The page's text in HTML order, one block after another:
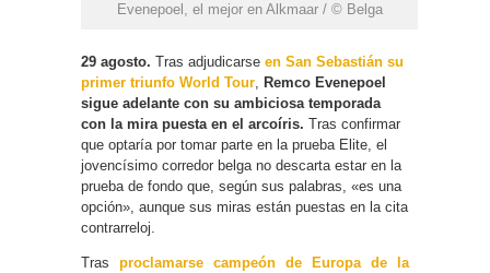
Evenepoel, el mejor en Alkmaar / © Belga
29 agosto. Tras adjudicarse en San Sebastián su
primer triunfo World Tour, Remco Evenepoel
sigue adelante con su ambiciosa temporada
con la mira puesta en el arcoíris. Tras confirmar
que optaría por tomar parte en la prueba Elite, el
jovencísimo corredor belga no descarta estar en la
prueba de fondo que, según sus palabras, «es una
opción», aunque sus miras están puestas en la cita
contrarreloj.
Tras proclamarse campeón de Europa de la